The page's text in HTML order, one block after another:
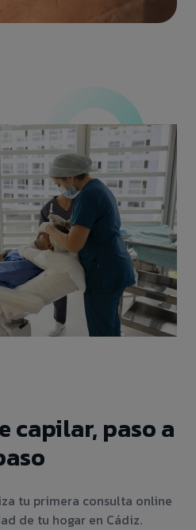
capilar, paso a
tu primera consulta online
de tu hogar en Cádiz.